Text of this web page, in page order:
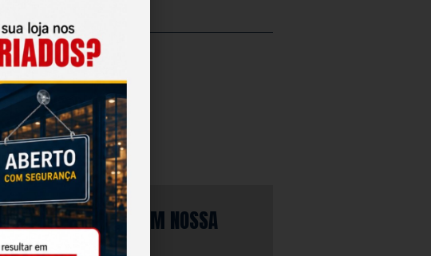
CATEGORIAS
Institucional
Notícias
Regional
Variedades
INSCREVA-SE EM NOSSA
NEWSLETTER